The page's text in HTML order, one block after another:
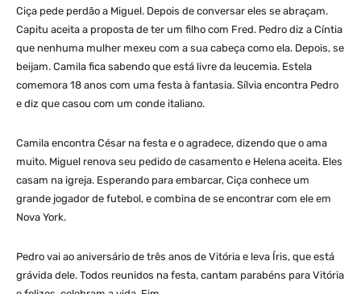
Ciça pede perdão a Miguel. Depois de conversar eles se abraçam.
Capitu aceita a proposta de ter um filho com Fred. Pedro diz a Cíntia
que nenhuma mulher mexeu com a sua cabeça como ela. Depois, se
beijam. Camila fica sabendo que está livre da leucemia. Estela
comemora 18 anos com uma festa à fantasia. Sílvia encontra Pedro
e diz que casou com um conde italiano.
Camila encontra César na festa e o agradece, dizendo que o ama
muito. Miguel renova seu pedido de casamento e Helena aceita. Eles
casam na igreja. Esperando para embarcar, Ciça conhece um
grande jogador de futebol, e combina de se encontrar com ele em
Nova York.
Pedro vai ao aniversário de três anos de Vitória e leva Íris, que está
grávida dele. Todos reunidos na festa, cantam parabéns para Vitória